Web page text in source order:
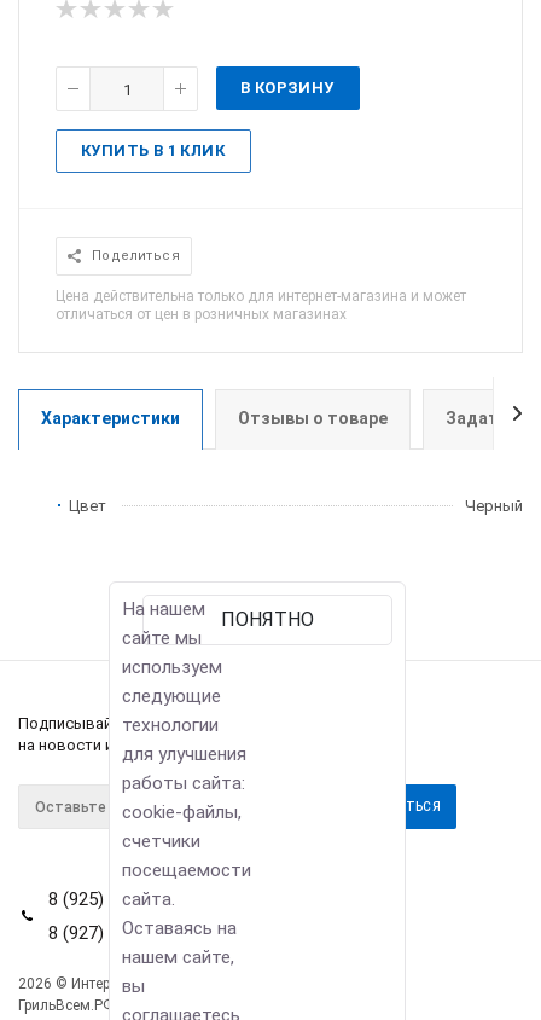
В КОРЗИНУ
КУПИТЬ В 1 КЛИК
Поделиться
Цена действительна только для интернет-магазина и может
отличаться от цен в розничных магазинах
Характеристики Отзывы о товаре Задать
Цвет Черный
Подписывайтесь
на новости и акции
8 (925) 114-42-80
8 (927) 911-22-66
2026 © Интернет-магазин
ГрильВсем.РФ
Информация
ПОНЯТНО
На нашем
сайте мы
используем
следующие
технологии
для улучшения
работы сайта:
cookie-файлы,
счетчики
посещаемости
сайта.
Оставаясь на
нашем сайте,
вы
соглашаетесь